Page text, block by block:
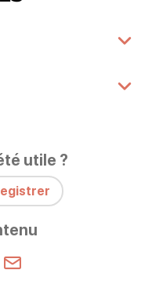
utile ?
(nouvelle fenêtre)
X / Twitter (nouvelle
sur WhatsApp
Partager par mail